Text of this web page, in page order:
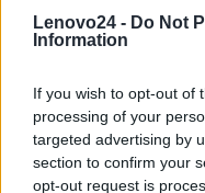
Lenovo24 - Do Not
Information
If you wish to opt-out of
processing of your
targeted advertising by
section to confirm your
opt-out request is
Podmiot
odpowiedzialny